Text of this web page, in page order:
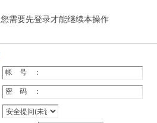
您需要先登录才能继续本操作
帐 号 ：
密 码 ：